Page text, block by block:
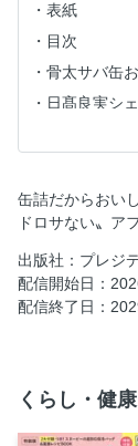
表紙
目次
骨太サバ缶
日髙良実シ
どんぶりに
食感ホット
カニクリー
小倉ヒラク
旅。
お父さんの
缶詰割烹 本
ひよこ豆缶
缶詰だからおい
ドロサない〟ア
出版社：プレジ
配信開始日：
配信終了日：
くらし・健